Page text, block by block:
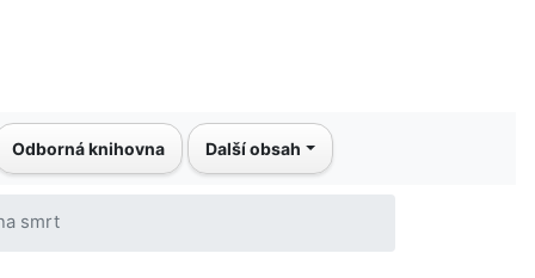
Odborná knihovna Další obsah
smrt